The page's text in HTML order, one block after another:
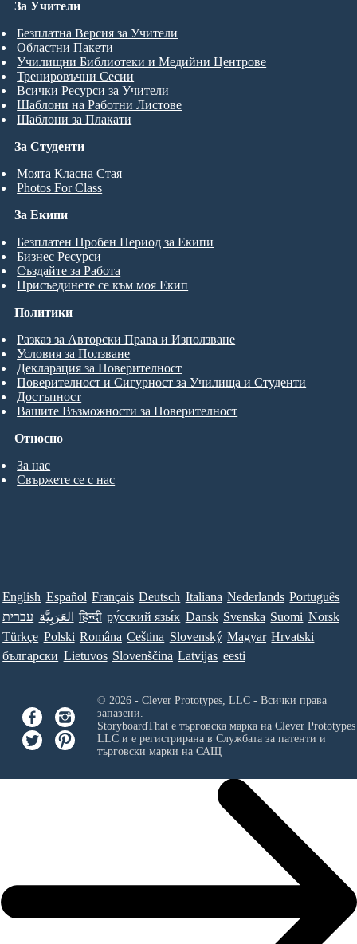
За Студенти
Моята Класна Стая
Photos For Class
За Учители
Безплатна Версия за Учители
Областни Пакети
Училищни Библиотеки и Медийни Центрове
Тренировъчни Сесии
Всички Ресурси за Учители
Шаблони на Работни Листове
Шаблони за Плакати
За Екипи
Безплатен Пробен Период за Екипи
Бизнес Ресурси
Създайте за Работа
Присъединете се към моя Екип
Относно
За нас
Свържете се с нас
Политики
Разказ за Авторски Права и Използване
Условия за Ползване
Декларация за Поверителност
Поверителност и Сигурност за Училища и Студенти
Достъпност
Вашите Възможности за Поверителност
English Español Français Deutsch Italiana Nederlands Português
עברית العَرَبِيَّة हिन्दी ру́сский язы́к Dansk Svenska Suomi Norsk
Türkçe Polski Româna Ceština Slovenský Magyar Hrvatski
български Lietuvos Slovenščina Latvijas eesti
© 2026 - Clever Prototypes, LLC - Всички права
запазени.
StoryboardThat е търговска марка на Clever
LLCи е регистрирана в Службата за патенти и
търговски марки на САЩ